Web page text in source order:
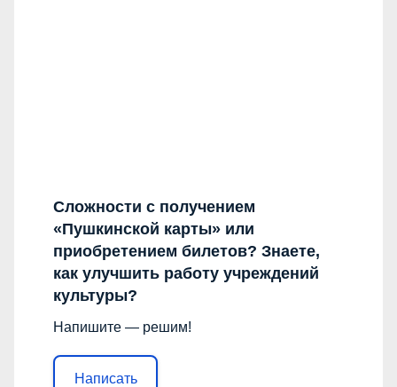
Сложности с получением
«Пушкинской карты» или
приобретением билетов? Знаете,
как улучшить работу учреждений
культуры?
Напишите — решим!
Написать